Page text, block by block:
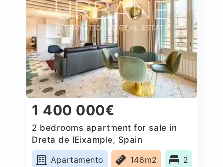
1 400 000€
2 bedrooms apartment for sale in
Dreta de lEixample, Spain
Apartamento
146m2 2